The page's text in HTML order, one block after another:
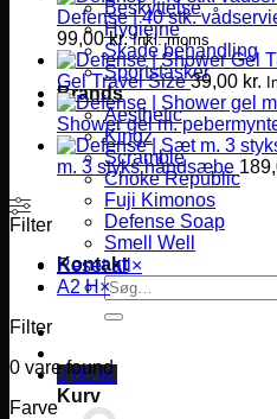
Beskyttelse
Hygiejne
Skade behandling
Sportstasker
Brands
Aesthetic
Kingz
Scramble
Choke Republic
Fuji Kimonos
Defense Soap
Smell Well
Kontakt
Søg
efter:
0,00 kr.
Kurv
Defense | 40 stk.
99,00kr. Inkl. moms
Gel Travel Size 39,00 kr.
Shower gel m.
m. 3 styks håndsæbe
Filter
Reset all ×
A2 H ×
Filter
0 vare found
Farve